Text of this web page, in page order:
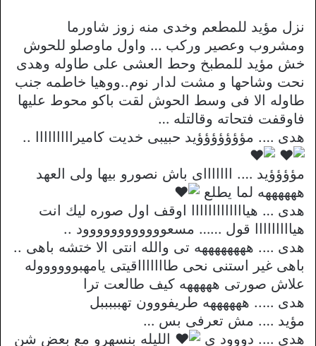
نزل مؤيد للمطعم وخدى منه زوز شاورما
ومشروب وعصير وركب … واول ماوصلو للحوش
خش مؤيد للمطبخ وحط العشى على طاوله وهدى
نحت وشاحها و مشت لدار نوم..ووهيا خاطمه جنب
طاوله الا فى وسط الحوش لقت باكو محوط عليها
فاوقفت فتحاته وقالتله …
هدى …. مؤؤؤؤؤؤؤيد حبيبى خديت كاميرااااااااا ..
مؤؤؤؤيد …. اااااااى باش نصورو بيها ولى العهد
ههههههه لما يطلع
هدى … هيااااااااااااا اوقف اول صوره ليك انت
هيااااااااا قول …… مسعوووووووووووود ..
هدى …. ههههههههه تى والله انتى الا ختشه باهى ..
باهى غير استنى نحى طاااااااقيتى يامهبووووووله
علاش صورتى هههههه كيف طالعت ترا
هدى ….. ههههههه طريفووون تهبببببل
مؤيد …. مش تعرفى بس …
هدى …. دووود ى
الليله بنسهرو مع بعض شن